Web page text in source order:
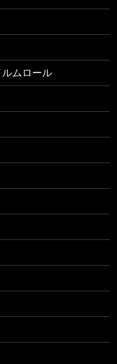
ムロール